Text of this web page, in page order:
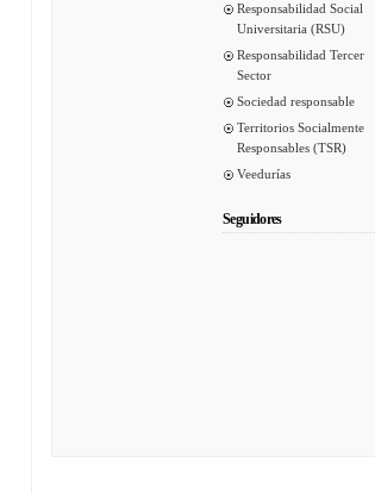
Responsabilidad Social
Universitaria (RSU)
Responsabilidad Tercer
Sector
Sociedad responsable
Territorios Socialmente
Responsables (TSR)
Veedurías
Seguidores